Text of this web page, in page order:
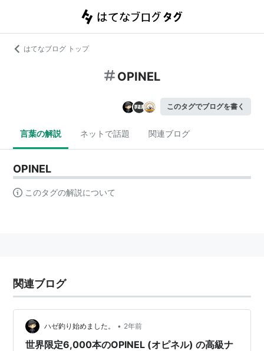
はてなブログ トップ
OPINEL
このタグでブログを書く
言葉の解説 ネットで話題 関連ブログ
OPINEL
このタグの解説について
関連ブログ
ハゼ釣り始めました。 • 2年前
世界限定6,000本のOPINEL (オピネル) の高級ナ